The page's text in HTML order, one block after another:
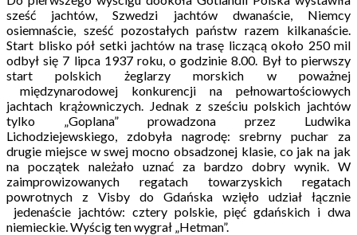
sześć jachtów, Szwedzi jachtów dwanaście, Niemcy
osiemnaście, sześć pozostałych państw razem kilkanaście.
Start blisko pół setki jachtów na trasę liczącą około 250 mil
odbył się 7 lipca 1937 roku, o godzinie 8.00. Był to pierwszy
start polskich żeglarzy morskich w poważnej
międzynarodowej konkurencji na pełnowartościowych
jachtach krążowniczych. Jednak z sześciu polskich jachtów
tylko „Goplana” prowadzona przez Ludwika
Lichodziejewskiego, zdobyła nagrodę: srebrny puchar za
drugie miejsce w swej mocno obsadzonej klasie, co jak na jak
na początek należało uznać za bardzo dobry wynik. W
zaimprowizowanych regatach towarzyskich regatach
powrotnych z Visby do Gdańska wzięło udział łącznie
jedenaście jachtów: cztery polskie, pięć gdańskich i dwa
niemieckie. Wyścig ten wygrał „Hetman”.